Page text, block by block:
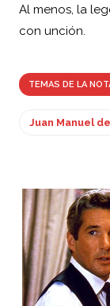
Al menos, la
con unción.
TEMAS DE LA
Juan Manuel